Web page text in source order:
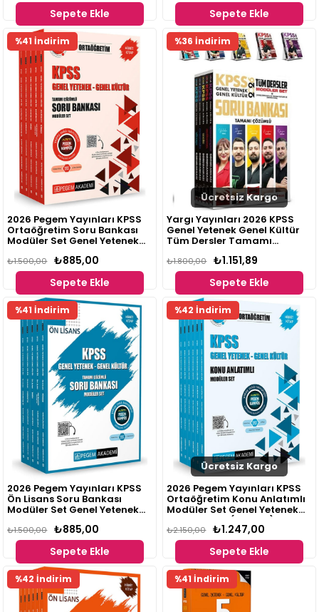
Sepete Ekle Sepete Ekle
2026 Pegem Yayınları KPSS
Ortaöğretim Soru Bankası
Modüler Set Genel Yetenek
Çözümlü (5 Kitap)
₺885,00
₺1.500,00
Sepete Ekle
%41 İndirim
Ücretsiz Kargo
Yargı Yayınları 2026 KPSS
Genel Yetenek Genel Kültür
Tüm Dersler Tamamı
Bankası Seti (5 Kitap)
₺1.151,89
₺1.800,00
Sepete Ekle
%36 İndirim
2026 Pegem Yayınları KPSS
Ön Lisans Soru Bankası
Modüler Set Genel Yetenek
Çözümlü ₺885,00
₺1.500,00
Sepete Ekle
%41 İndirim
Ücretsiz Kargo
2026 Pegem Yayınları KPSS
Ortaöğretim Konu Anlatımlı
Modüler Set Genel Yetenek
Genel Kültür (6 Kitap)
₺1.247,00
₺2.150,00
Sepete Ekle
%42 İndirim
%42 İndirim %41 İndirim
Fırsat
Ürünü